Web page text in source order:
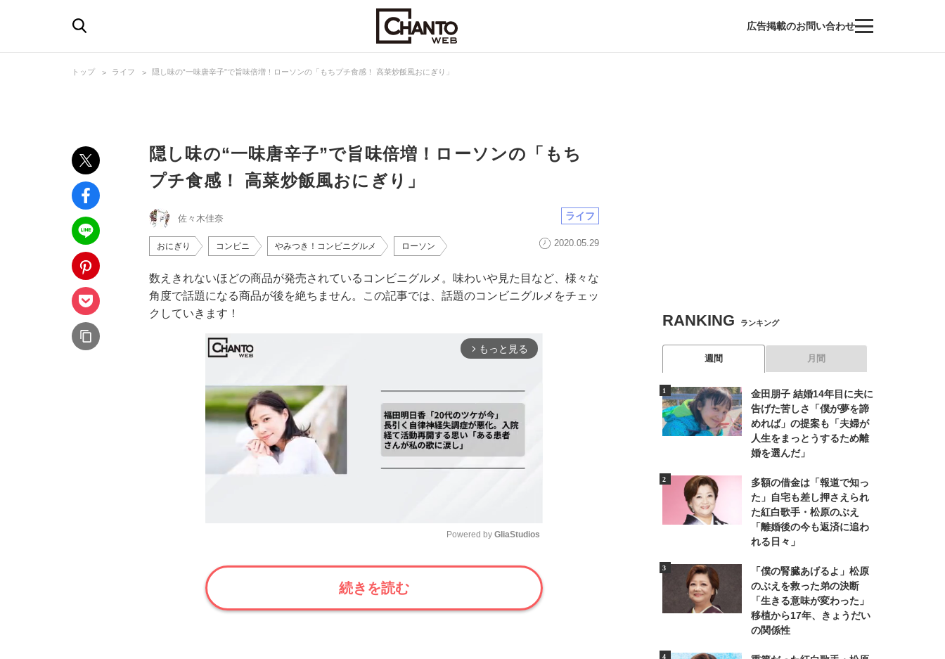
広告掲載のお問い合わせ
トップ ライフ 隠し味の“一味唐辛子”で旨味倍増！ローソンの「もちプチ食感！ 高菜炒飯風おにぎり」
隠し味の“一味唐辛子”で旨味倍増！ローソンの「もち
プチ食感！ 高菜炒飯風おにぎり」
佐々木佳奈 ライフ
おにぎり コンビニ やみつき！コンビニグルメ ローソン 2020.05.29
数えきれないほどの商品が発売されているコンビニグルメ。味わいや見た目など、様々な
角度で話題になる商品が後を絶ちません。この記事では、話題のコンビニグルメをチェッ
クしていきます！
arrow_forward_ios もっと見る
Powered by GliaStudios
続きを読む
RANKING ランキング
週間 月間
金田朋子 結婚14年目に夫に
告げた苦しさ「僕が夢を諦
めれば」の提案も「夫婦が
人生をまっとうするため離
婚を選んだ」
多額の借金は「報道で知っ
た」自宅も差し押さえられ
た紅白歌手・松原のぶえ
「離婚後の今も返済に追わ
れる日々」
「僕の腎臓あげるよ」松原
のぶえを救った弟の決断
「生きる意味が変わった」
移植から17年、きょうだい
の関係性